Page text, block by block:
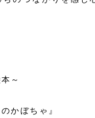
～
かぼちゃ』